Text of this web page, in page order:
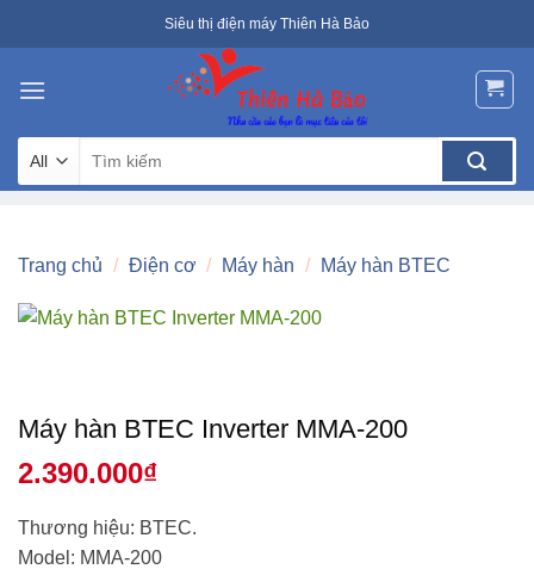
to
Siêu thị điện máy Thiên Hà Bảo
kiếm:
Trang chủ / Điện cơ / Máy hàn / Máy hàn BTEC
Máy hàn BTEC Inverter MMA-200
2.390.000₫
Thương hiệu: BTEC.
Model: MMA-200